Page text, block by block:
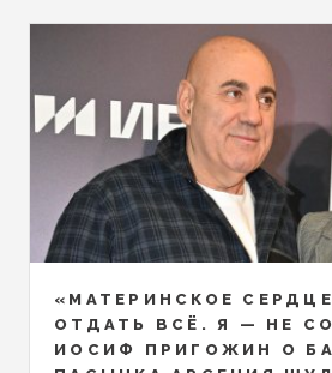
«МАТЕРИНСКОЕ
ОТДАТЬ ВСЁ. Я — НЕ
ИОСИФ ПРИГОЖИН О